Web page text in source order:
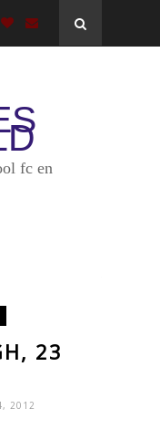
fc en
23
2012